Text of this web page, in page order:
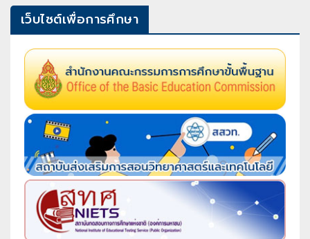
เว็บไซต์เพื่อการศึกษา